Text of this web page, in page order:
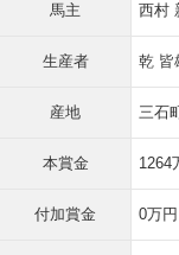
馬主 西村
生産者 乾 皆
産地 三石
本賞金 1264
付加賞金 0万円